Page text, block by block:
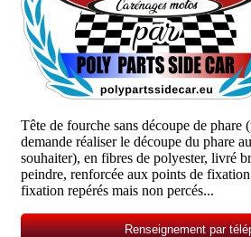
Tête de fourche sans découpe de phare
demande réaliser le découpe du phare
souhaiter), en fibres de polyester, livré
peindre, renforcée aux points de
fixation repérés mais non percés...
Renseignement par